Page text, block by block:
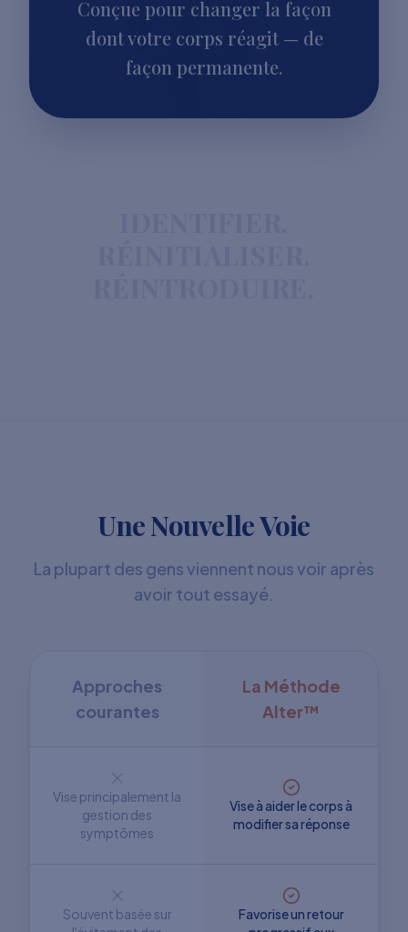
Conçue pour changer la façon
dont votre corps réagit — de
façon permanente.
Une Nouvelle Voie
La plupart des gens viennent nous voir après
avoir tout essayé.
Approches
courantes
La Méthode
Alter™
Vise principalement la
gestion des
symptômes
Vise à aider le corps à
modifier sa réponse
Souvent basée sur
Favorise un retour